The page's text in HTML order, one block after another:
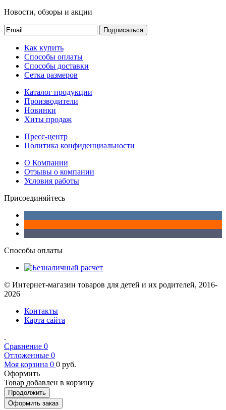
Новости, обзоры и акции
Подписаться
Как купить
Способы оплаты
Способы доставки
Сетка размеров
Каталог продукции
Производители
Новинки
Хиты продаж
Пресс-центр
Политика конфиденциальности
О Компании
Отзывы о компании
Условия работы
Присоединяйтесь
Способы оплаты
© Интернет-магазин товаров для детей и их родителей, 2016-
2026
Контакты
Карта сайта
.
Сравнение 0
Отложенные 0
Моя корзина 0 0 руб.
Оформить
Товар добавлен в корзину
Продолжить
Оформить заказ